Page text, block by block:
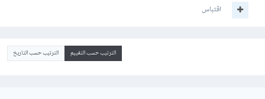
اقتباس
الترتيب حسب التقييم الترتيب حسب التاريخ